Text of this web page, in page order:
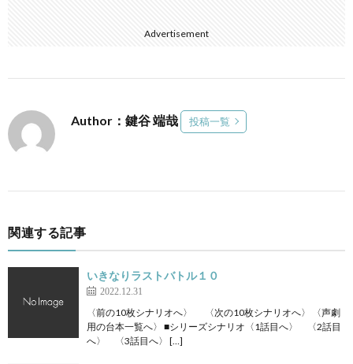
Advertisement
Author：鍵谷 端哉 投稿一覧
関連する記事
いきなりラストバトル１０
2022.12.31
〈前の10枚シナリオへ〉 〈次の10枚シナリオへ〉 〈声劇
用の台本一覧へ〉 ■シリーズシナリオ〈1話目へ〉 〈2話目
へ〉 〈3話目へ〉 […]